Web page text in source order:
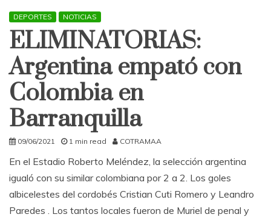
DEPORTES NOTICIAS
ELIMINATORIAS:
Argentina empató con
Colombia en
Barranquilla
09/06/2021 1 min read COTRAMAA
En el Estadio Roberto Meléndez, la selección argentina
igualó con su similar colombiana por 2 a 2. Los goles
albicelestes del cordobés Cristian Cuti Romero y Leandro
Paredes . Los tantos locales fueron de Muriel de penal y